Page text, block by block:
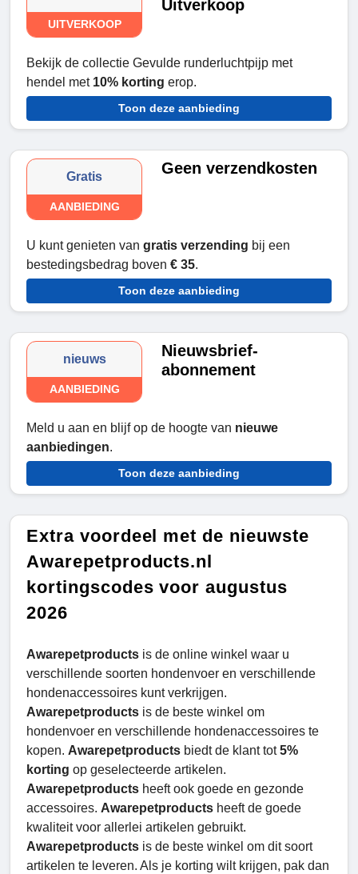
UITVERKOOP
Uitverkoop
Bekijk de collectie Gevulde runderluchtpijp met
hendel met 10% korting erop.
Toon deze aanbieding
Gratis
AANBIEDING
Geen verzendkosten
U kunt genieten van gratis verzending bij een
bestedingsbedrag boven € 35.
Toon deze aanbieding
nieuws
AANBIEDING
Nieuwsbrief-
abonnement
Meld u aan en blijf op de hoogte van nieuwe
aanbiedingen.
Toon deze aanbieding
Extra voordeel met de nieuwste
Awarepetproducts.nl
kortingscodes voor augustus
2026
Awarepetproducts is de online winkel waar u
verschillende soorten hondenvoer en verschillende
hondenaccessoires kunt verkrijgen.
Awarepetproducts is de beste winkel om
hondenvoer en verschillende hondenaccessoires te
kopen. Awarepetproducts biedt de klant tot5%
korting op geselecteerde artikelen.
Awarepetproducts heeft ook goede en gezonde
accessoires. Awarepetproducts heeft de goede
kwaliteit voor allerlei artikelen gebruikt.
Awarepetproducts is de beste winkel om dit soort
artikelen te leveren. Als je korting wilt krijgen, pak dan